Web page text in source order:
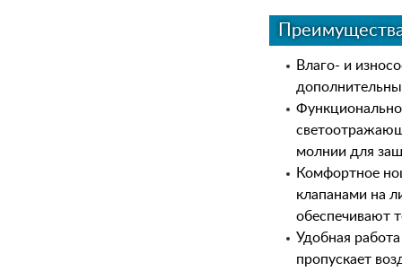
Влаго- и
молнии для
Комфортное
клапанами на
обеспечивают
Удобная
пропускает